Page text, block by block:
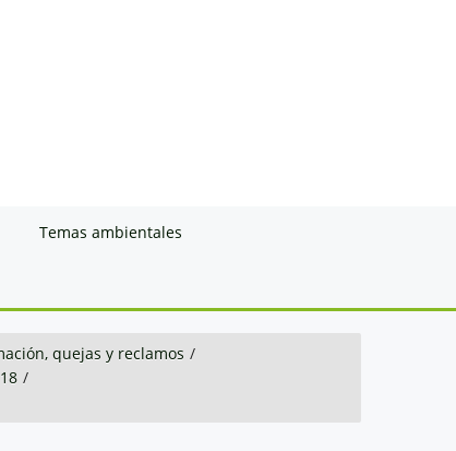
Temas ambientales
quejas y reclamos /
/